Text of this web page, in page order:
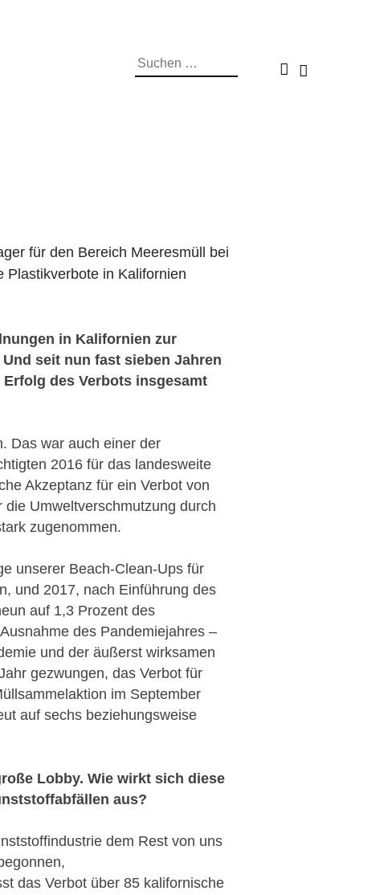
Suchen
nach:
für den Bereich Meeresmüll bei
Plastikverbote in Kalifornien
in Kalifornien zur
seit nun fast sieben Jahren
des Verbots insgesamt
Das war auch einer der
2016 für das landesweite
Akzeptanz für ein Verbot von
Umweltverschmutzung durch
zugenommen.
unserer Beach-Clean-Ups für
und 2017, nach Einführung des
auf 1,3 Prozent des
des Pandemiejahres –
und der äußerst wirksamen
gezwungen, das Verbot für
im September
auf sechs beziehungsweise
Lobby. Wie wirkt sich diese
aus?
dem Rest von uns
das Verbot über 85 kalifornische